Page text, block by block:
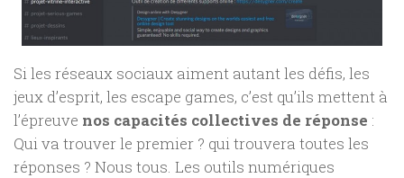
Si les réseaux sociaux aiment autant les défis, les
jeux d’esprit, les escape games, c’est qu’ils mettent à
l’épreuve nos capacités collectives de réponse :
Qui va trouver le premier ? qui trouvera toutes les
réponses ? Nous tous. Les outils numériques